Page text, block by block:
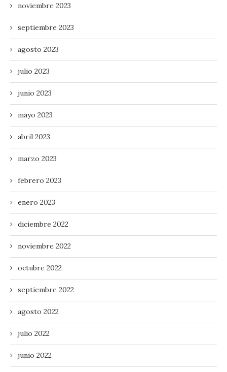
noviembre 2023
septiembre 2023
agosto 2023
julio 2023
junio 2023
mayo 2023
abril 2023
marzo 2023
febrero 2023
enero 2023
diciembre 2022
noviembre 2022
octubre 2022
septiembre 2022
agosto 2022
julio 2022
junio 2022